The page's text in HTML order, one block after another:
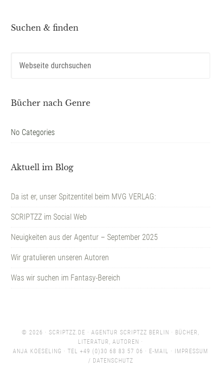
Suchen & finden
Bücher nach Genre
No Categories
Aktuell im Blog
Da ist er, unser Spitzentitel beim MVG VERLAG:
SCRIPTZZ im Social Web
Neuigkeiten aus der Agentur – September 2025
Wir gratulieren unseren Autoren
Was wir suchen im Fantasy-Bereich
© 2026 · SCRIPTZZ.DE · AGENTUR SCRIPTZZ BERLIN · BÜCHER,
LITERATUR, AUTOREN ·
ANJA KOESELING · TEL +49 (0)30 68 83 57 06 · E-MAIL ·
IMPRESSUM
/ DATENSCHUTZ